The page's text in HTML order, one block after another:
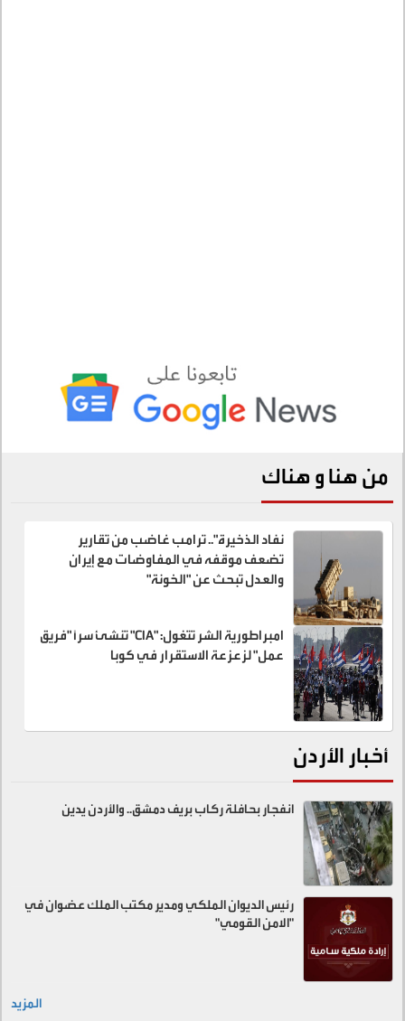
من هنا و هناك
نفاد الذخيرة".. ترامب غاضب من تقارير
تضعف موقفه في المفاوضات مع إيران
والعدل تبحث عن "الخونة"
امبراطورية الشر تتغول: "CIA" تنشئ سراً "فريق
عمل" لزعزعة الاستقرار في كوبا
أخبار الأردن
انفجار بحافلة ركاب بريف دمشق.. والأردن يدين
رئيس الديوان الملكي ومدير مكتب الملك عضوان في
"الامن القومي"
المزيد